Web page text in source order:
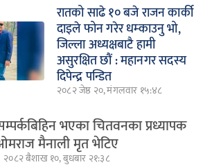
रातको साढे १० बजे राजन कार्की
दाइले फोन गरेर धम्काउनु भो,
जिल्ला अध्यक्षबाटै हामी
असुरक्षित छौं : महानगर सदस्य
दिपेन्द्र पन्डित
२०८२ जेष्ठ २०, मंगलवार १५:४८
भएका चितवनका प्रध्यापक
मैनाली मृत भेटिए
२०८२ बैशाख १०, बुधबार २१:३८